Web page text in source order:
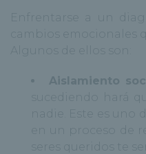
Enfrentarse a un
cambios
Algunos de ellos son:
Aislamiento
sucediendo hará
nadie. Este es
en un proceso de
seres queridos te